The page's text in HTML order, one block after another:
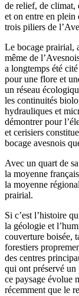
de relief, de climat,
et on entre en plein
trois piliers de
Le bocage prairial,
même de
a longtemps été
pour une flore et
un réseau
les continuités
hydrauliques et
démontrer pour
et cerisiers
bocage avesnois
Avec un quart de
la moyenne
la moyenne
prairial.
Si c’est l’histoire
la géologie et
couverture boisée,
forestiers
des centres
qui ont préservé un
ce paysage évolue
récemment que le